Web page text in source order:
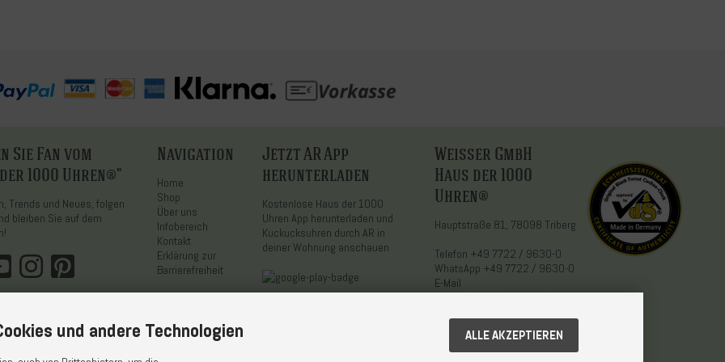
Sie Fan vom
1000 Uhren®"
Trends und Neues, folgen
bleiben Sie auf dem
Navigation
Home
Shop
Über uns
Infobereich
Kontakt
Erklärung zur
Barrierefreiheit
Jetzt AR App
herunterladen
Kostenlose Haus der 1000
Uhren App herunterladen und
Kuckucksuhren durch AR in
deiner Wohnung anschauen
Weisser GmbH
Haus der 1000
Uhren®
Hauptstraße 81, 78098 Triberg
Telefon +49 7722 / 9630-0
WhatsApp +49 7722 / 9630-0
E-Mail
service@1000uhren.com
und andere Technologien ALLE AKZEPTIEREN